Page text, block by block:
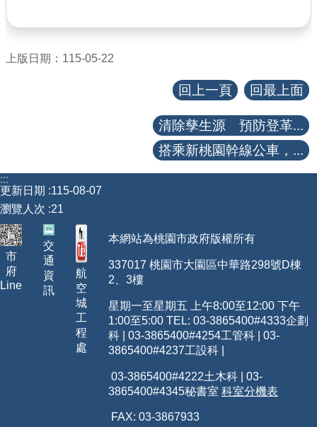
【網站安全政策】
上版日期：115-05-22
回上一頁 回最上面
清除孳生源 預防登革...
搭乘新桃園幹線公車，...
:::
更新日期
115-08-07
瀏覽人次 21
市
府
Line
交
通
資
訊
航
空
城
工
程
處
本網站為桃園市政府版權所有
337017 桃園市大園區中華路298號D棟
2、3樓
星期一至星期五 上午8:00至12:00 下午
1:00至5:00 TEL: 03-3865400#4333企劃
科 | 03-3865400#4254工管科 | 03-
3865400#4237工設科 |
03-3865400#4222土木科 | 03-
3865400#4345秘書室 科室分機表
FAX: 03-3867933